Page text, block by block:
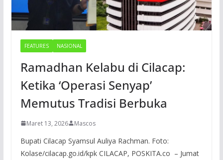
FEATURES NASIONAL
Ramadhan Kelabu di Cilacap:
Ketika ‘Operasi Senyap’
Memutus Tradisi Berbuka
Maret 13, 2026 Mascos
Bupati Cilacap Syamsul Auliya Rachman. Foto:
Kolase/cilacap.go.id/kpk CILACAP, POSKITA.co – Jumat